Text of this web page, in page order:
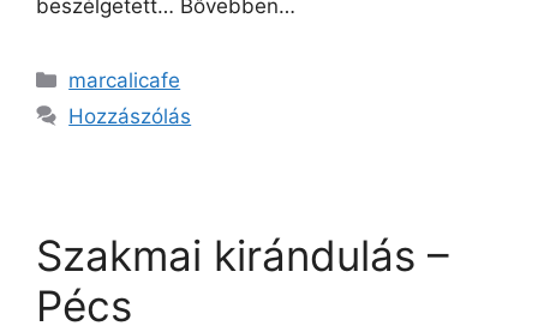
beszélgetett… Bővebben…
marcalicafe
Hozzászólás
Szakmai kirándulás –
Pécs